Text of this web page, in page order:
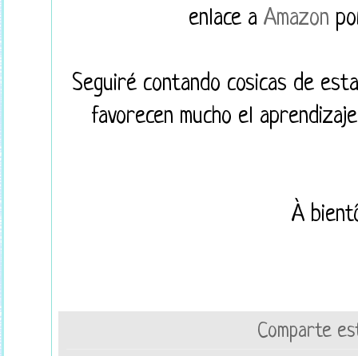
enlace a Amazon
Seguiré contando cosicas de
favorecen mucho el
À
Comparte